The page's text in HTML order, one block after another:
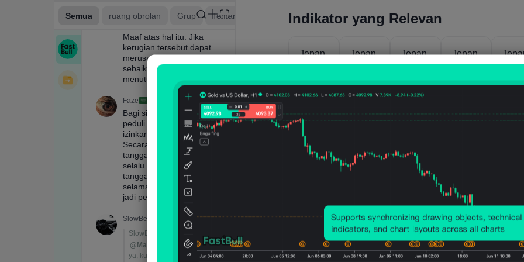
Indikator yang Relevan
Jepan
Indeks
Non-
aktur
Besar
BSI
Jepan
Indeks
Manuf
aktur
(kuart
al 2)
Jepan
Jasa
IHS
Market
Jepan
Awal